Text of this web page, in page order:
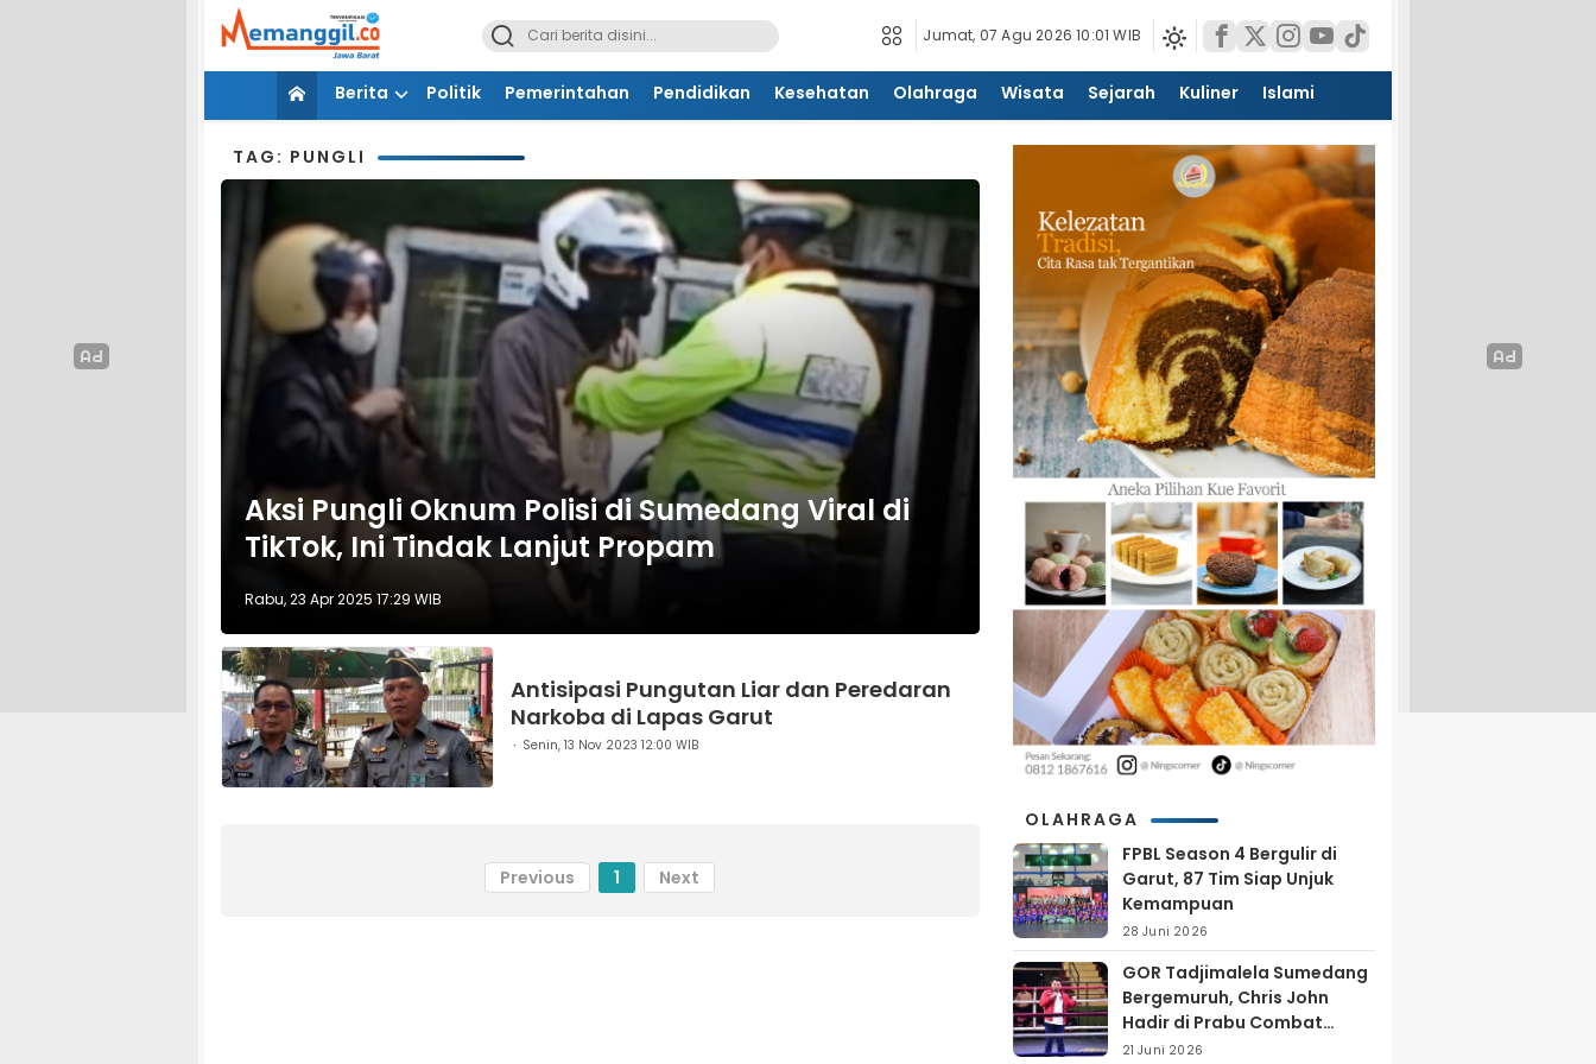
Jumat, 07 Agu 2026 10:01 WIB
Berita Politik Pemerintahan Pendidikan Kesehatan Olahraga Wisata Sejarah Kuliner Islami
TAG: PUNGLI
Aksi Pungli Oknum Polisi di Sumedang Viral di
TikTok, Ini Tindak Lanjut Propam
Rabu, 23 Apr 2025 17:29 WIB
Antisipasi Pungutan Liar dan Peredaran
Narkoba di Lapas Garut
Senin, 13 Nov 2023 12:00 WIB
Previous 1 Next
OLAHRAGA
FPBL Season 4 Bergulir di
Garut, 87 Tim Siap Unjuk
Kemampuan
28 Juni 2026
GOR Tadjimalela Sumedang
Bergemuruh, Chris John
Hadir di Prabu Combat
Series 2026
21 Juni 2026